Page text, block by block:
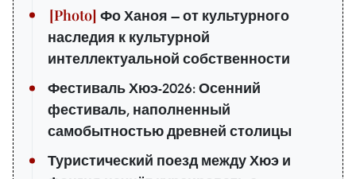
Фо Ханоя — от культурного
наследия к культурной
интеллектуальной собственности
Фестиваль Хюэ-2026: Осенний
фестиваль, наполненный
самобытностью древней столицы
Туристический поезд между Хюэ и